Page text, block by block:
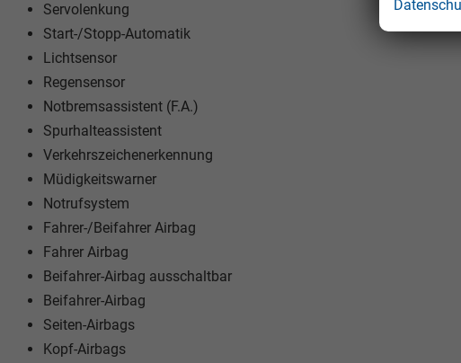
Servolenkung
Start-/Stopp-Automatik
Lichtsensor
Regensensor
Notbremsassistent (F.A.)
Spurhalteassistent
Verkehrszeichenerkennung
Müdigkeitswarner
Notrufsystem
Fahrer-/Beifahrer Airbag
Fahrer Airbag
Beifahrer-Airbag ausschaltbar
Beifahrer-Airbag
Seiten-Airbags
Kopf-Airbags